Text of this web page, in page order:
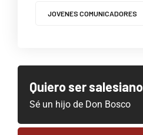
JOVENES COMUNICADORES
Quiero ser salesiano
Sé un hijo de Don Bosco